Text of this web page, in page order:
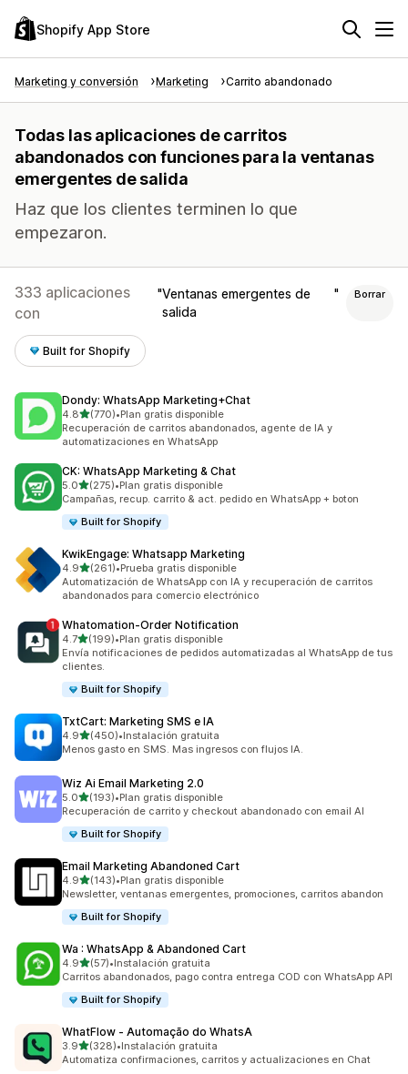
Shopify App Store
Marketing y conversión Marketing Carrito abandonado
Todas las aplicaciones de carritos
abandonados con funciones para la ventanas
emergentes de salida
Haz que los clientes terminen lo que
empezaron.
333 aplicaciones
con
Ventanas emergentes de
salida
Borrar
Built for Shopify
Dondy: WhatsApp Marketing+Chat
4.8de 5 estrellas
(770)
770 reseñas en total
•Plan gratis disponible
Recuperación de carritos abandonados, agente de IA y
automatizaciones en WhatsApp
CK: WhatsApp Marketing & Chat
5.0de 5 estrellas
(275)
275 reseñas en total
•Plan gratis disponible
Campañas, recup. carrito & act. pedido en WhatsApp + boton
Built for Shopify
KwikEngage: Whatsapp Marketing
4.9de 5 estrellas
(261)
261 reseñas en total
•Prueba gratis disponible
Automatización de WhatsApp con IA y recuperación de carritos
abandonados para comercio electrónico
Whatomation‑Order Notification
4.7de 5 estrellas
(199)
199 reseñas en total
•Plan gratis disponible
Envía notificaciones de pedidos automatizadas al WhatsApp de tus
clientes.
Built for Shopify
TxtCart: Marketing SMS e IA
4.9de 5 estrellas
(450)
450 reseñas en total
•Instalación gratuita
Menos gasto en SMS. Mas ingresos con flujos IA.
Wiz Ai Email Marketing 2.0
5.0de 5 estrellas
(193)
193 reseñas en total
•Plan gratis disponible
Recuperación de carrito y checkout abandonado con email AI
Built for Shopify
Email Marketing Abandoned Cart
4.9de 5 estrellas
(143)
143 reseñas en total
•Plan gratis disponible
Newsletter, ventanas emergentes, promociones, carritos abandon
Built for Shopify
Wa : WhatsApp & Abandoned Cart
4.9de 5 estrellas
(57)
57 reseñas en total
•Instalación gratuita
Carritos abandonados, pago contra entrega COD con WhatsApp API
Built for Shopify
WhatFlow ‑ Automação do WhatsA
3.9de 5 estrellas
(328)
328 reseñas en total
•Instalación gratuita
Automatiza confirmaciones, carritos y actualizaciones en Chat